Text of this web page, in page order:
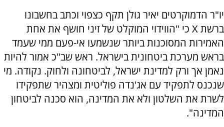
יו"ר הדמוקרטים יאיר גולן תקף כצפוי וכתב בחשבונו
ברשת X כי "הווידוי המוקלט של זיני חושף את אחת
האמירות המסוכנות ביותר שנשמעו אי-פעם ממי שעמד
בראש מערכת ביטחונית בישראל. ראש שב"כ אמור להיות
נאמן אך ורק למדינת ישראל, לביטחונה ולחוק. נקודה. מי
שנכנס לתפקיד עם אג'נדה פוליטית ומצהיר שתפקידו
לשרת את השלטון ולא את המדינה, הוא סכנה לביטחון
המדינה".